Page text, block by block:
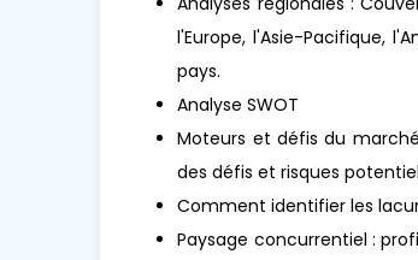
l'Europe, l'Asie-Pacifique,
pays.
Analyse SWOT
Moteurs et défis du
des défis et risques
Comment identifier les
Paysage concurrentiel :